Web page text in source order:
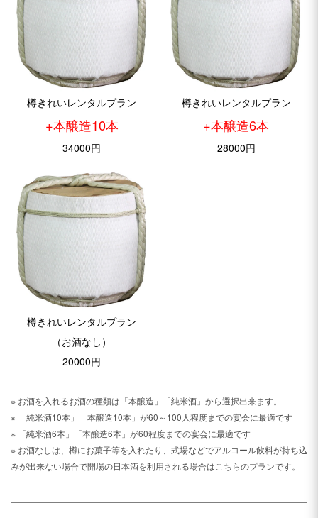
樽きれいレンタルプラン
+本醸造10本
34000円
樽きれいレンタルプラン
+本醸造6本
28000円
樽きれいレンタルプラン
（お酒なし）
20000円
※ お酒を入れるお酒の種類は「本醸造」「純米酒」から選択出来ます。
※ 「純米酒10本」「本醸造10本」が60～100人程度までの宴会に最適です
※ 「純米酒6本」「本醸造6本」が60程度までの宴会に最適です
※ お酒なしは、 樽にお菓子等を入れたり、式場などでアルコール飲料が持ち込
みが出来ない場合で開場の日本酒を利用される場合はこちらのプランです。